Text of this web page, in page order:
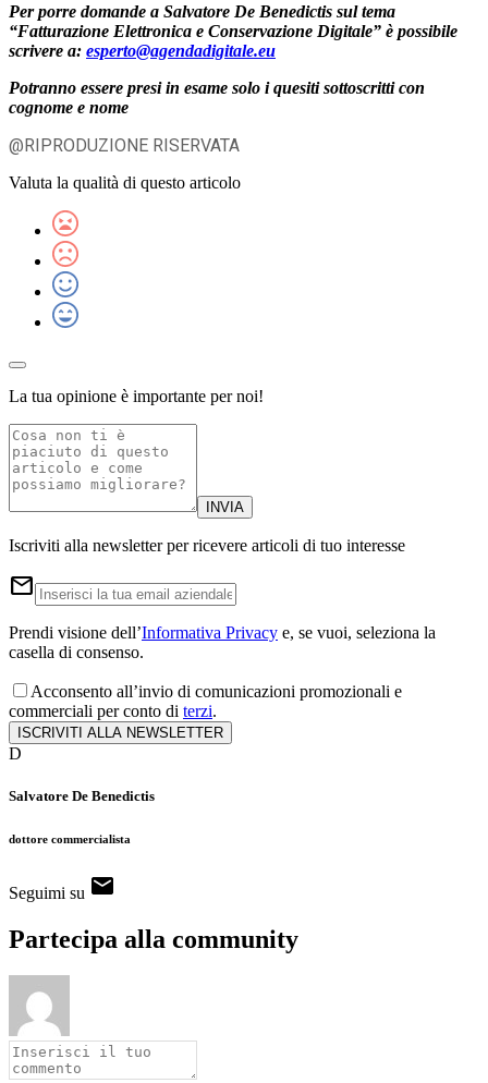
Per porre domande a Salvatore De Benedictis sul tema
“Fatturazione Elettronica e Conservazione Digitale” è possibile
scrivere a: esperto@agendadigitale.eu
Potranno essere presi in esame solo i quesiti sottoscritti con
cognome e nome
@RIPRODUZIONE RISERVATA
Valuta la qualità di questo articolo
La tua opinione è importante per noi!
INVIA
Iscriviti alla newsletter per ricevere articoli di tuo interesse
email
Prendi visione dell’Informativa Privacy e, se vuoi, seleziona la
casella di consenso.
Acconsento all’invio di comunicazioni promozionali e
commerciali per conto di terzi.
ISCRIVITI ALLA NEWSLETTER
D
Salvatore De Benedictis
dottore commercialista
Seguimi su
Partecipa alla community